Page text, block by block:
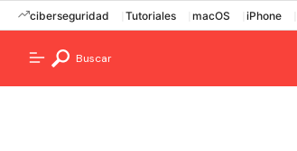
ciberseguridad Tutoriales macOS iPhone
Buscar